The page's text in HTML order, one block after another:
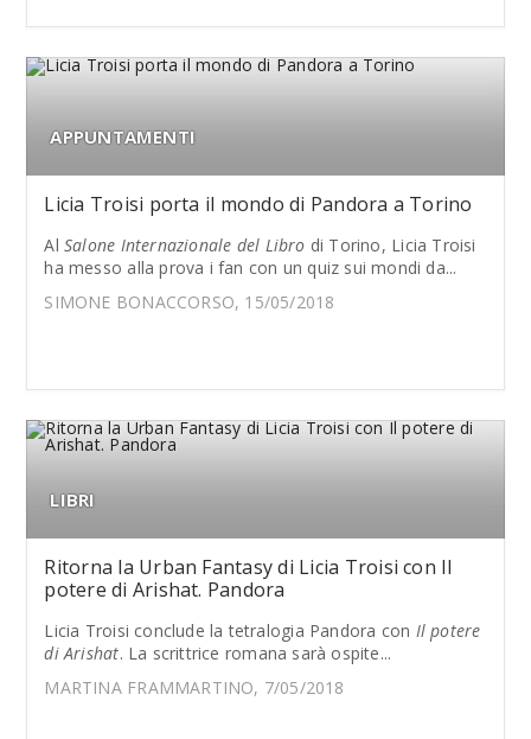
APPUNTAMENTI
Licia Troisi porta il mondo di Pandora a Torino
AlSalone Internazionale del Libro di Torino, Licia Troisi
ha messo alla prova i fan con un quiz sui mondi da...
SIMONE BONACCORSO, 15/05/2018
LIBRI
Ritorna la Urban Fantasy di Licia Troisi con Il
potere di Arishat. Pandora
Licia Troisi conclude la tetralogia Pandora con Il potere
di Arishat. La scrittrice romana sarà ospite...
MARTINA FRAMMARTINO, 7/05/2018